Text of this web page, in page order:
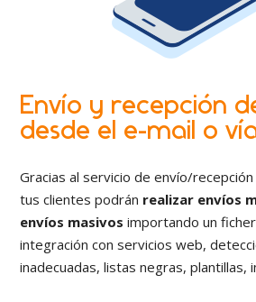
Envío y recepción
desde el e-mail o
Gracias al servicio de envío/recepción
tus clientes podrán realizar envíos
envíos masivos importando un
integración con servicios web,
inadecuadas, listas negras, plantillas,